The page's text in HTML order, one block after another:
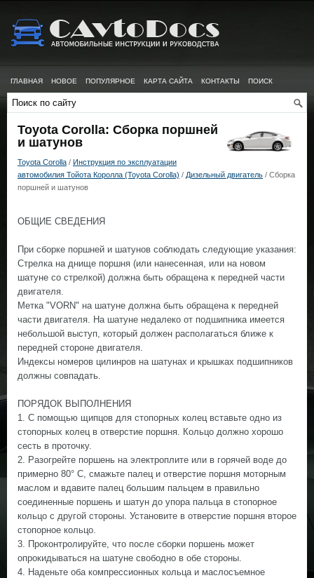
ГЛАВНАЯ НОВОЕ ПОПУЛЯРНОЕ КАРТА САЙТА КОНТАКТЫ ПОИСК
Toyota Corolla: Сборка поршней
и шатунов
Toyota Corolla / Инструкция по эксплуатации
автомобилия Тойота Королла (Toyota Corolla) / Дизельный двигатель / Сборка
поршней и шатунов
ОБЩИЕ СВЕДЕНИЯ
При сборке поршней и шатунов соблюдать следующие указания:
Стрелка на днище поршня (или нанесенная, или на новом
шатуне со стрелкой) должна быть обращена к передней части
двигателя.
Метка "VORN" на шатуне должна быть обращена к передней
части двигателя. На шатуне недалеко от подшипника имеется
небольшой выступ, который должен располагаться ближе к
передней стороне двигателя.
Индексы номеров цилинров на шатунах и крышках подшипников
должны совпадать.
ПОРЯДОК ВЫПОЛНЕНИЯ
1. С помощью щипцов для стопорных колец вставьте одно из
стопорных колец в отверстие поршня. Кольцо должно хорошо
сесть в проточку.
2. Разогрейте поршень на электроплите или в горячей воде до
примерно 80° С, смажьте палец и отверстие поршня моторным
маслом и вдавите палец большим пальцем в правильно
соединенные поршень и шатун до упора пальца в стопорное
кольцо с другой стороны. Установите в отверстие поршня второе
стопорное кольцо.
3. Проконтролируйте, что после сборки поршень может
опрокидываться на шатуне свободно в обе стороны.
4. Наденьте оба компрессионных кольца и маслосъемное